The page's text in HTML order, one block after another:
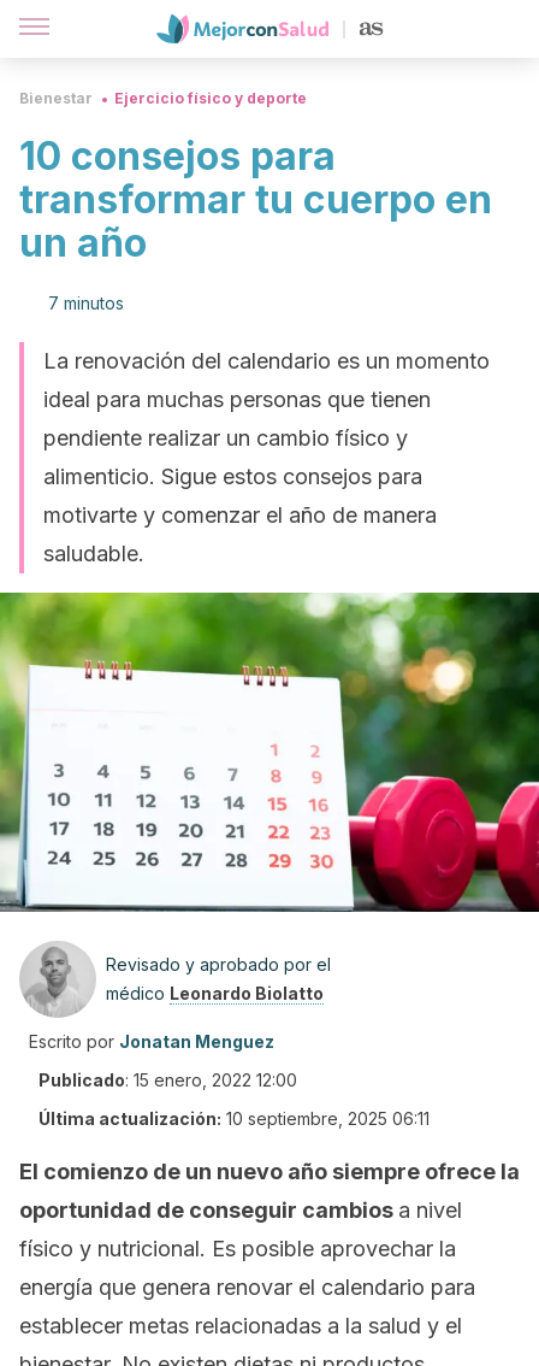
Bienestar Ejercicio físico y deporte
10 consejos para
transformar tu cuerpo en
un año
7 minutos
La renovación del calendario es un momento
ideal para muchas personas que tienen
pendiente realizar un cambio físico y
alimenticio. Sigue estos consejos para
motivarte y comenzar el año de manera
saludable.
Revisado y aprobado por el
médico Leonardo Biolatto
Escrito por Jonatan Menguez
Publicado: 15 enero, 2022 12:00
Última actualización: 10 septiembre, 2025 06:11
El comienzo de un nuevo año siempre ofrece la
oportunidad de conseguir cambios a nivel
físico y nutricional. Es posible aprovechar la
energía que genera renovar el calendario para
establecer metas relacionadas a la salud y el